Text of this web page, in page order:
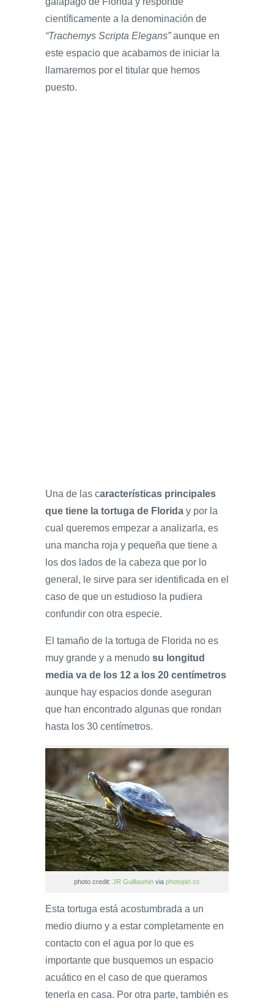
científicamente a la denominación de
“Trachemys Scripta Elegans”aunque en
este espacio que acabamos de iniciar la
llamaremos por el titular que hemos
puesto.
Una de las características principales
que tiene la tortuga de Florida y por la
cual queremos empezar a analizarla, es
una mancha roja y pequeña que tiene a
los dos lados de la cabeza que por lo
general, le sirve para ser identificada en el
caso de que un estudioso la pudiera
confundir con otra especie.
El tamaño de la tortuga de Florida no es
muy grande y a menudo su longitud
media va de los 12 a los 20 centímetros
aunque hay espacios donde aseguran
que han encontrado algunas que rondan
hasta los 30 centímetros.
photo credit: JR Guillaumin via photopin cc
Esta tortuga está acostumbrada a un
medio diurno y a estar completamente en
contacto con el agua por lo que es
importante que busquemos un espacio
acuático en el caso de que queramos
tenerla en casa. Por otra parte, también es